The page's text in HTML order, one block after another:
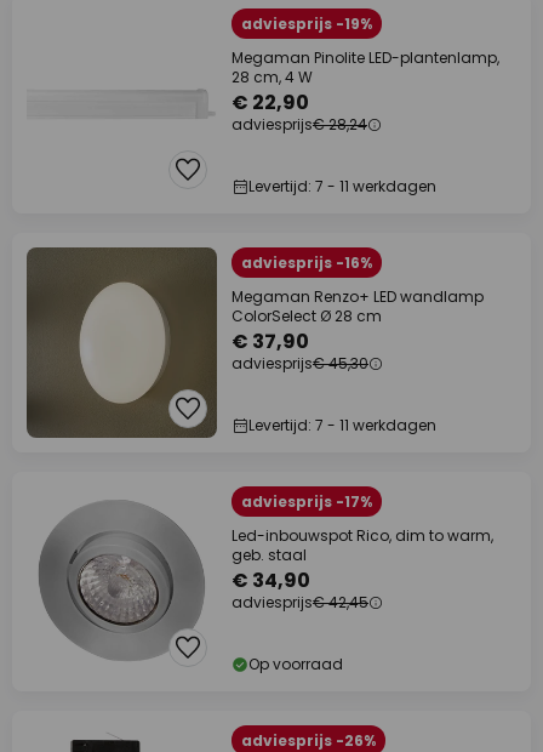
adviesprijs -19%
Megaman Pinolite LED-plantenlamp,
28 cm, 4 W
€ 22,90
adviesprijs€ 28,24
Levertijd: 7 - 11 werkdagen
adviesprijs -16%
Megaman Renzo+ LED wandlamp
ColorSelect Ø 28 cm
€ 37,90
adviesprijs€ 45,30
Levertijd: 7 - 11 werkdagen
adviesprijs -17%
Led-inbouwspot Rico, dim to warm,
geb. staal
€ 34,90
adviesprijs€ 42,45
Op voorraad
adviesprijs -26%